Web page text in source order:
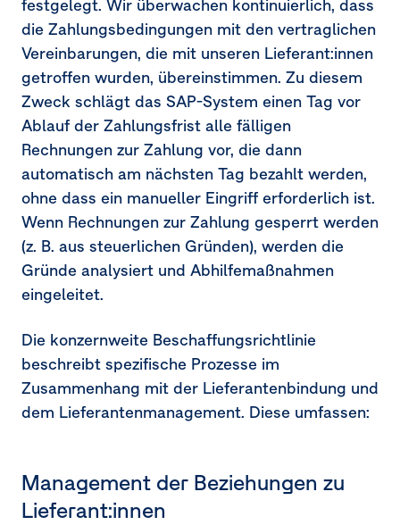
festgelegt. Wir überwachen kontinuierlich, dass
die Zahlungsbedingungen mit den vertraglichen
Vereinbarungen, die mit unseren Lieferant:innen
getroffen wurden, übereinstimmen. Zu diesem
Zweck schlägt das SAP-System einen Tag vor
Ablauf der Zahlungsfrist alle fälligen
Rechnungen zur Zahlung vor, die dann
automatisch am nächsten Tag bezahlt werden,
ohne dass ein manueller Eingriff erforderlich ist.
Wenn Rechnungen zur Zahlung gesperrt werden
(z. B. aus steuerlichen Gründen), werden die
Gründe analysiert und Abhilfemaßnahmen
eingeleitet.
Die konzernweite Beschaffungsrichtlinie
beschreibt spezifische Prozesse im
Zusammenhang mit der Lieferantenbindung und
dem Lieferantenmanagement. Diese umfassen:
Management der Beziehungen zu
Lieferant:innen